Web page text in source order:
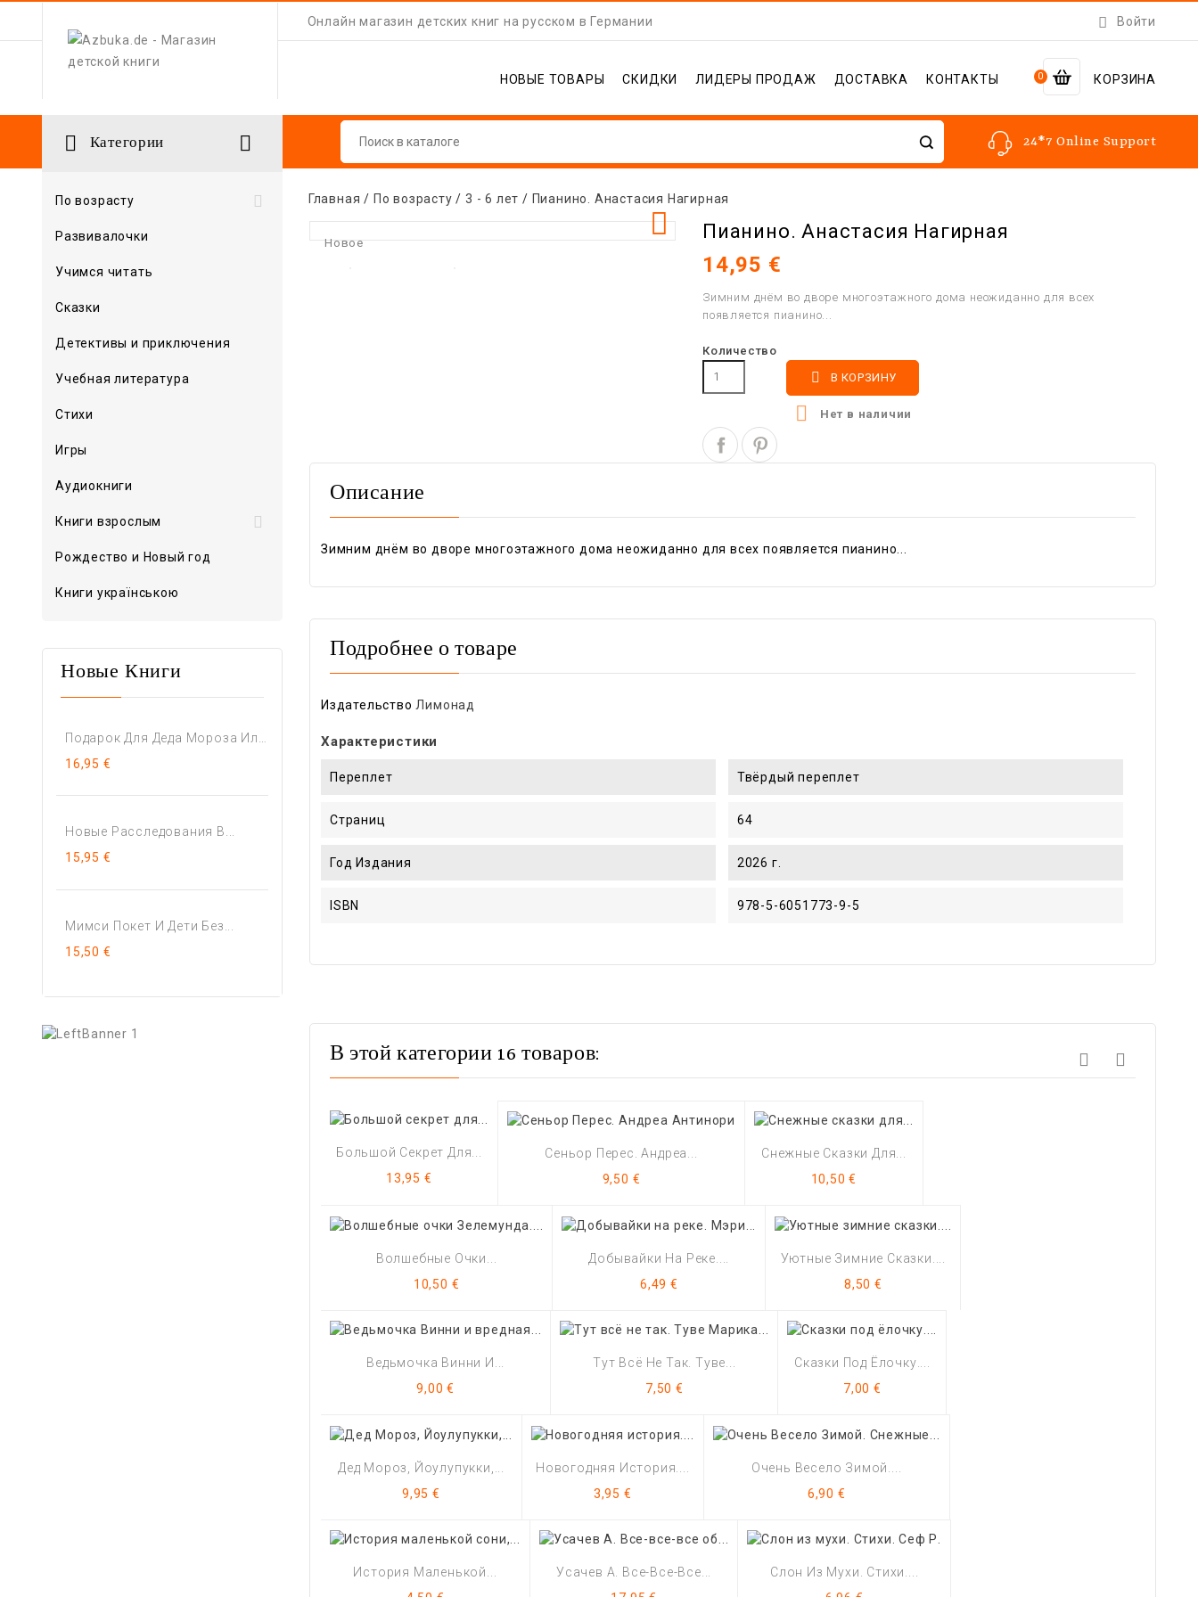
Онлайн магазин детских книг на русском в Германии  Войти
0 КОРЗИНА
НОВЫЕ ТОВАРЫ СКИДКИ ЛИДЕРЫ ПРОДАЖ ДОСТАВКА КОНТАКТЫ
24*7 Online Support
 Категории 

По возрасту
Развивалочки
Учимся читать
Сказки
Детективы и приключения
Учебная литература
Стихи
Игры
Аудиокниги

Книги взрослым
Рождество и Новый год
Книги українською
Новые Книги
16,95 €
Новые Расследования В...
15,95 €
Мимси Покет И Дети Без...
15,50 €
Главная По возрасту 3 - 6 лет Пианино. Анастасия Нагирная
Новое
 Пианино. Анастасия Нагирная
14,95 €
Зимним днём во дворе многоэтажного дома неожиданно для всех
появляется пианино...
Количество
 В КОРЗИНУ
 Нет в наличии
Описание
Зимним днём во дворе многоэтажного дома неожиданно для всех появляется пианино...
Подробнее о товаре
Издательство Лимонад
Характеристики
Переплет Твёрдый переплет
Страниц 64
Год Издания 2026 г.
ISBN 978-5-6051773-9-5
В этой категории 16 товаров:
Большой Секрет Для...
Цена
13,95 €
Сеньор Перес. Андреа...
Цена
9,50 €
Снежные Сказки Для...
Цена
10,50 €
Волшебные Очки...
Цена
10,50 €
Добывайки На Реке....
Цена
6,49 €
Уютные Зимние Сказки....
Цена
8,50 €
Ведьмочка Винни И...
Цена
9,00 €
Тут Всё Не Так. Туве...
Цена
7,50 €
Сказки Под Ёлочку....
Цена
7,00 €
Дед Мороз, Йоулупукки,...
Цена
9,95 €
Новогодняя История....
Цена
3,95 €
Очень Весело Зимой....
Цена
6,90 €
История Маленькой...
Усачев А. Все-Все-Все...
Слон Из Мухи. Стихи....